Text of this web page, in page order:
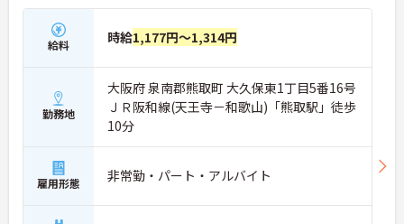
給料 時給1,177円～1,314円
勤務地
大阪府 泉南郡熊取町 大久保東1丁目5番16号
ＪＲ阪和線(天王寺－和歌山)「熊取駅」徒歩
10分
雇用形態 非常勤・パート・アルバイト